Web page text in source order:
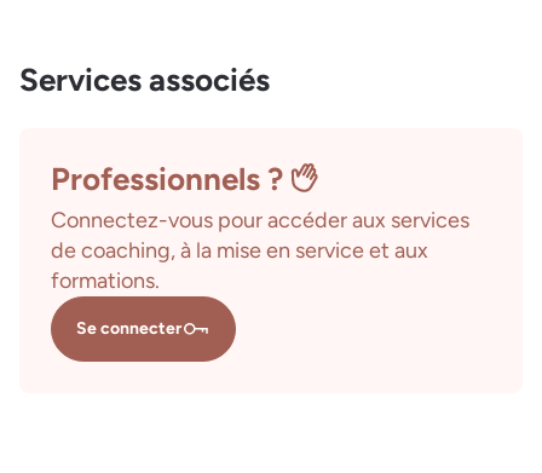
Services associés
Professionnels ?
Connectez-vous pour accéder aux services
de coaching, à la mise en service et aux
formations.
Se connecter